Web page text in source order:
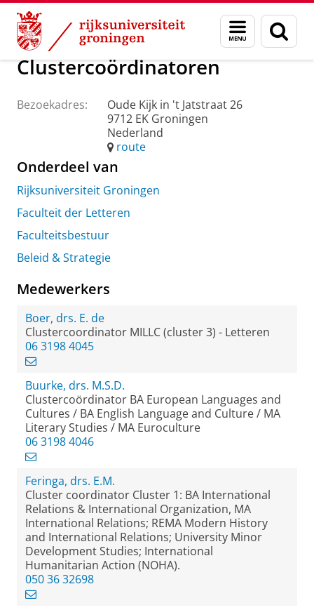
Skip
Content
Skip
Navigation
Menu
en
zoeken
Over ons Praktische zaken Waar vindt u ons
Clustercoördinatoren
Bezoekadres:
Oude Kijk in 't Jatstraat 26
9712 EK Groningen
Nederland
route
Onderdeel van
Rijksuniversiteit Groningen
Faculteit der Letteren
Faculteitsbestuur
Beleid & Strategie
Medewerkers
Boer, drs. E. de
Clustercoordinator MILLC (cluster 3) - Letteren
06 3198 4045
Buurke, drs. M.S.D.
Clustercoördinator BA European Languages and
Cultures / BA English Language and Culture / MA
Literary Studies / MA Euroculture
06 3198 4046
Feringa, drs. E.M.
Cluster coordinator Cluster 1: BA International
Relations & International Organization, MA
International Relations; REMA Modern History
and International Relations; University Minor
Development Studies; International
Humanitarian Action (NOHA).
050 36 32698